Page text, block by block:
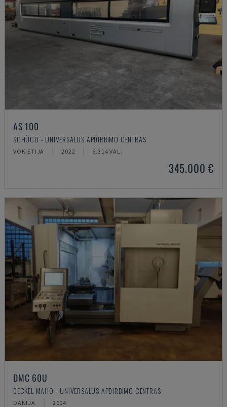
AS 100
SCHÜCO - UNIVERSALUS APDIRBIMO CENTRAS
VOKIETIJA 2022 6.314 VAL.
345.000 €
DMC 60U
DECKEL MAHO - UNIVERSALUS APDIRBIMO CENTRAS
DANIJA 2004